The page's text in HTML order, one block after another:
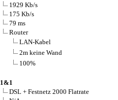
1929 Kb/s
175 Kb/s
79 ms
Router
LAN-Kabel
2m keine Wand
100%
1&1
DSL + Festnetz 2000 Flatrate